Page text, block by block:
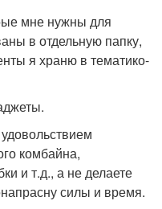
мне нужны для
в отдельную папку,
я храню в тематико-
комбайна,
и т.д., а не делаете
силы и время.